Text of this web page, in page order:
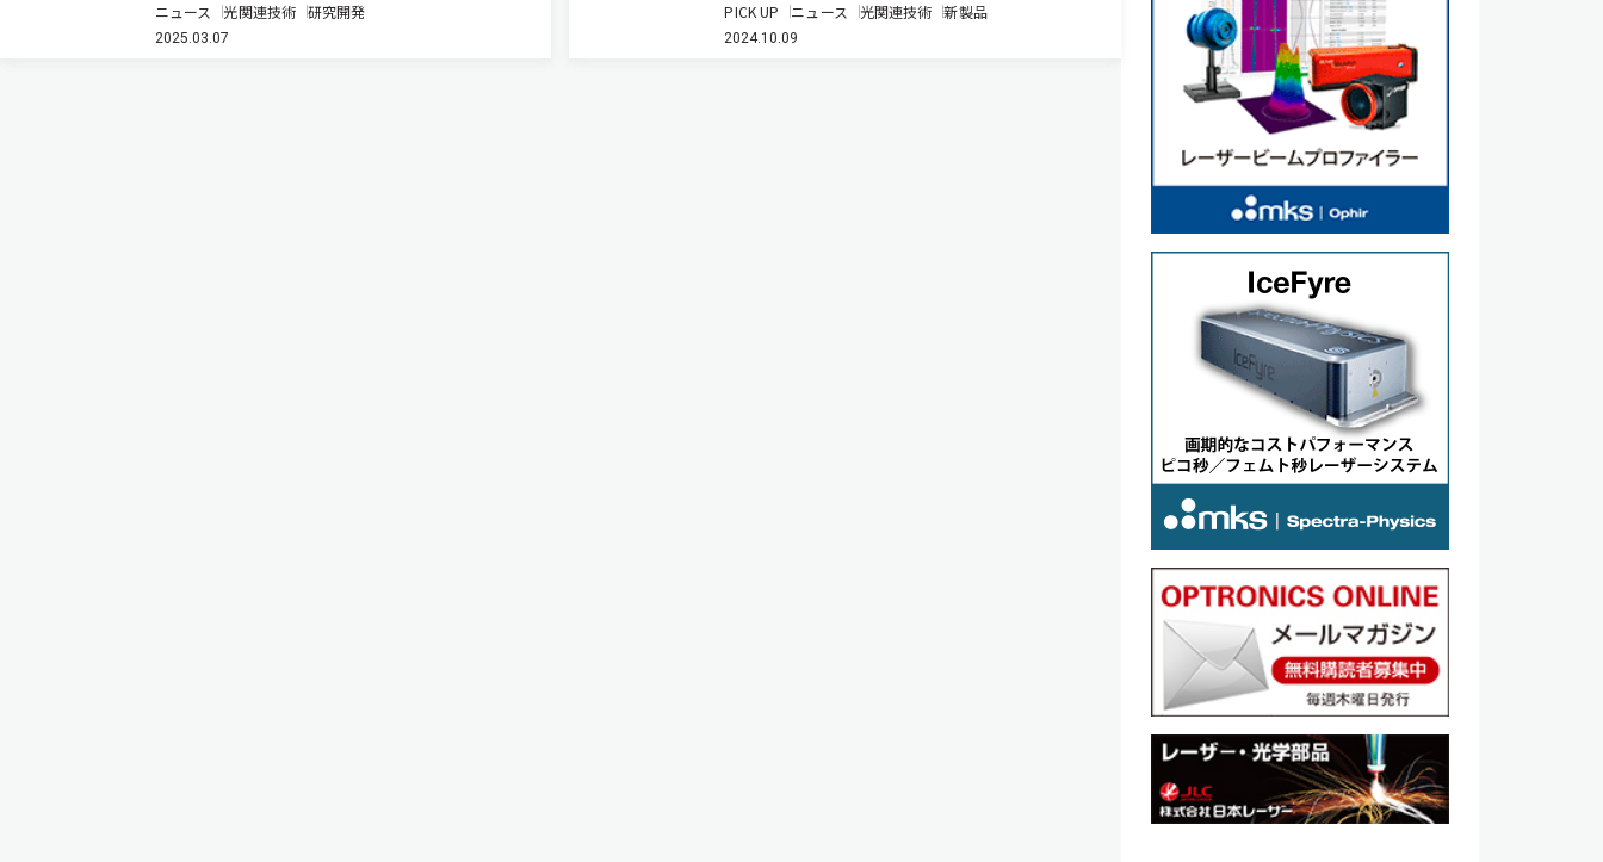
表示技術「Beaming Display（BD）」方式対応の薄型
受光系を開発した（ニュースリリース）。 現在普及が
ニュース 光関連技術 研究開発
2025.03.07
スの開発に世界で初めて成功した（ニュースリリー
ス）。 このデバイスの最大の特長は，従来の可視光レ
PICK UP ニュース 光関連技術 新製品
2024.10.09